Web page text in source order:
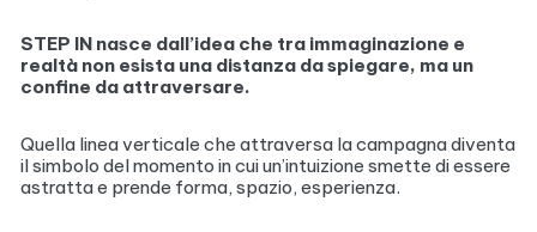
STEP IN nasce dall’idea che tra immaginazione e
realtà non esista una distanza da spiegare, ma un
confine da attraversare.
Quella linea verticale che attraversa la campagna diventa
il simbolo del momento in cui un’intuizione smette di essere
astratta e prende forma, spazio, esperienza.